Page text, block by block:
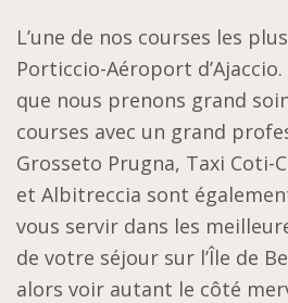
L’une de nos courses les
Porticcio-Aéroport
que nous prenons grand
courses avec un grand
Grosseto Prugna, Taxi Coti-
et Albitreccia sont
vous servir dans les
de votre séjour sur l’Île de
alors voir autant le côté